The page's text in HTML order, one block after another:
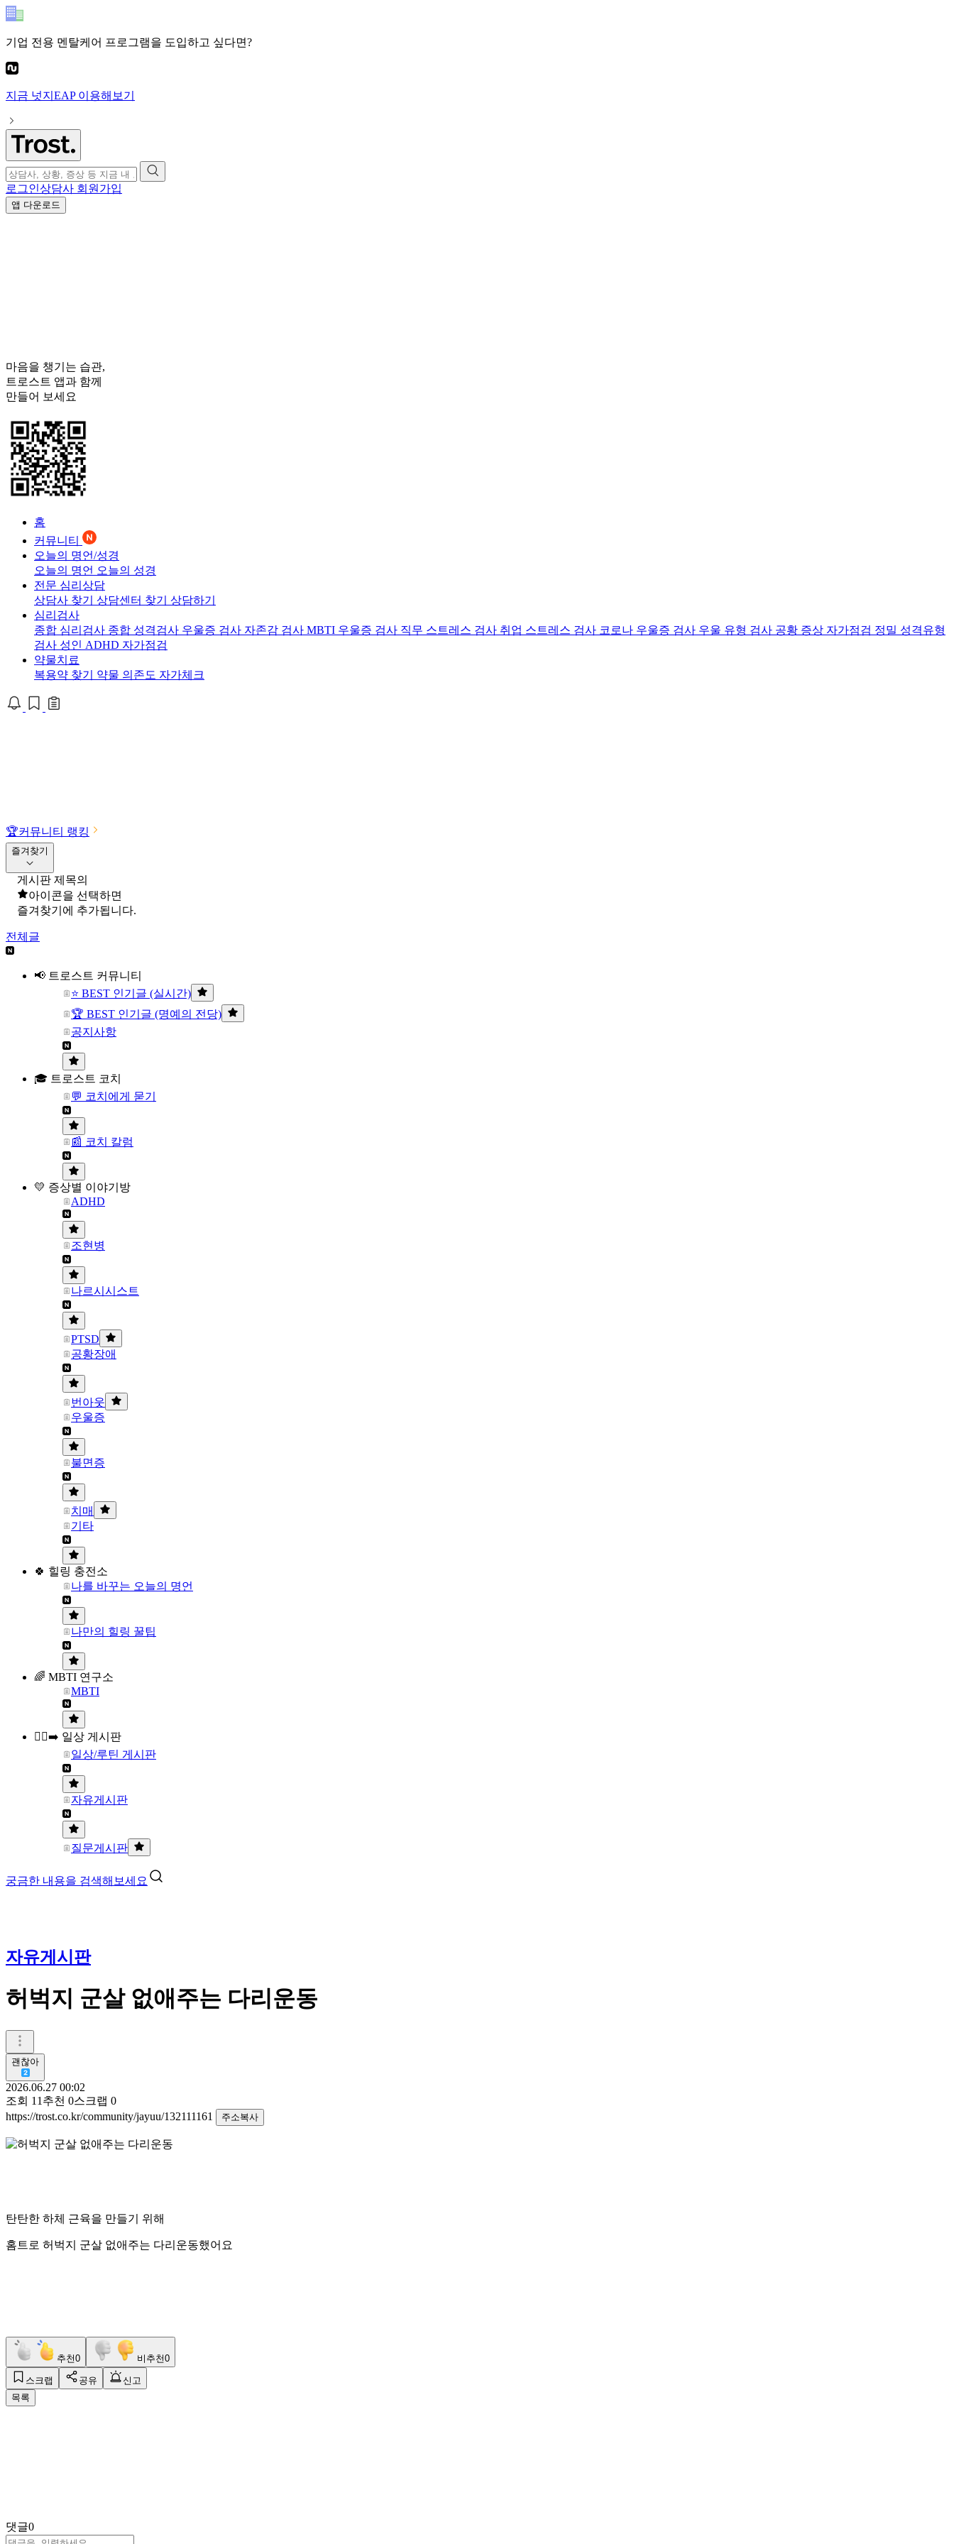
기업 전용 멘탈케어 프로그램을 도입하고 싶다면?
지금 넛지EAP이용해보기
로그인상담사 회원가입
앱 다운로드
마음을 챙기는 습관,
트로스트 앱과 함께
만들어 보세요
홈
커뮤니티
오늘의 명언/성경
오늘의 명언 오늘의 성경
전문 심리상담
상담사 찾기 상담센터 찾기 상담하기
심리검사
종합 심리검사 종합 성격검사 우울증 검사 자존감 검사 MBTI 우울증 검사 직무 스트레스 검사 취업 스트레스 검사 코로나 우울증 검사 우울 유형 검사 공황 증상 자가점검 정밀 성격유형
검사 성인 ADHD 자가점검
약물치료
복용약 찾기 약물 의존도 자가체크
🏆커뮤니티 랭킹
즐겨찾기
게시판 제목의
아이콘을 선택하면
즐겨찾기에 추가됩니다.
전체글
📢 트로스트 커뮤니티
⭐ BEST 인기글 (실시간)
🏆 BEST 인기글 (명예의 전당)
공지사항
🎓 트로스트 코치
💬 코치에게 묻기
📰 코치 칼럼
💛 증상별 이야기방
ADHD
조현병
나르시시스트
PTSD
공황장애
번아웃
우울증
불면증
치매
기타
🍀 힐링 충전소
나를 바꾸는 오늘의 명언
나만의 힐링 꿀팁
🌈 MBTI 연구소
MBTI
🏃‍♀️‍➡️ 일상 게시판
일상/루틴 게시판
자유게시판
질문게시판
궁금한 내용을 검색해보세요
자유게시판
허벅지 군살 없애주는 다리운동
괜찮아
2026.06.27 00:02
조회 11 추천 0스크랩 0
https://trost.co.kr/community/jayuu/132111161
주소복사
탄탄한 하체 근육을 만들기 위해
홈트로 허벅지 군살 없애주는 다리운동했어요
추천0 비추천0
스크랩 공유
신고
목록
댓글0